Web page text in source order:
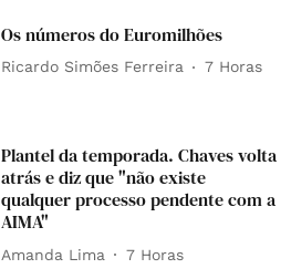
Os números do Euromilhões
Ricardo Simões Ferreira 7 Horas
Plantel da temporada. Chaves volta
atrás e diz que "não existe
qualquer processo pendente com a
AIMA"
Amanda Lima 7 Horas